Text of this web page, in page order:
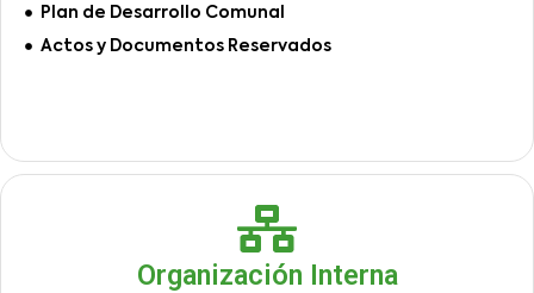
Plan de Desarrollo Comunal
Actos y Documentos Reservados
Organización Interna